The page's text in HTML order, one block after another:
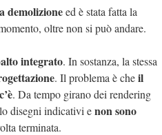
demolizioneed è stata fatta la
oltre non si può andare.
integrato. In sostanza, la stessa
. Il problema è cheil
. Da tempo girano dei rendering
disegni indicativi enon sono
terminata.